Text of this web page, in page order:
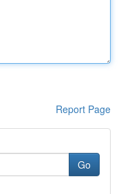
Report Page
Go